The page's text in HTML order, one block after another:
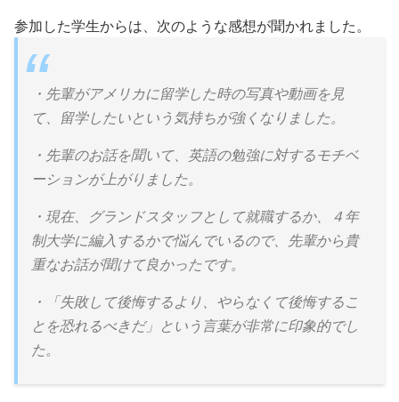
参加した学生からは、次のような感想が聞かれました。
・先輩がアメリカに留学した時の写真や動画を見
て、留学したいという気持ちが強くなりました。
・先輩のお話を聞いて、英語の勉強に対するモチベ
ーションが上がりました。
・現在、グランドスタッフとして就職するか、４年
制大学に編入するかで悩んでいるので、先輩から貴
重なお話が聞けて良かったです。
・「失敗して後悔するより、やらなくて後悔するこ
とを恐れるべきだ」という言葉が非常に印象的でし
た。